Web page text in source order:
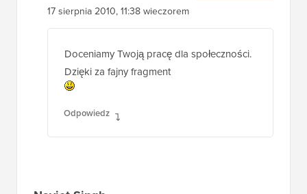
17 sierpnia 2010, 11:38 wieczorem
Doceniamy Twoją pracę dla społeczności.
Dzięki za fajny fragment
Odpowiedz